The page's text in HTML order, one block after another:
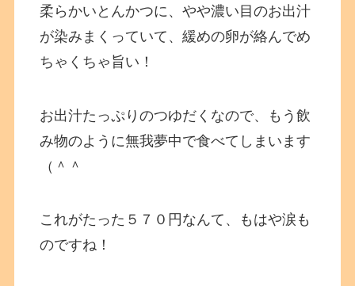
柔らかいとんかつに、やや濃い目のお出汁
が染みまくっていて、緩めの卵が絡んでめ
ちゃくちゃ旨い！
お出汁たっぷりのつゆだくなので、もう飲
み物のように無我夢中で食べてしまいます
（＾＾
これがたった５７０円なんて、もはや涙も
のですね！